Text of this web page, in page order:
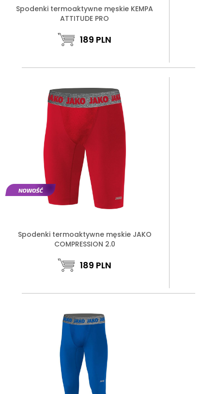
Spodenki termoaktywne męskie KEMPA
ATTITUDE PRO
189 PLN
Spodenki termoaktywne męskie JAKO
COMPRESSION 2.0
189 PLN